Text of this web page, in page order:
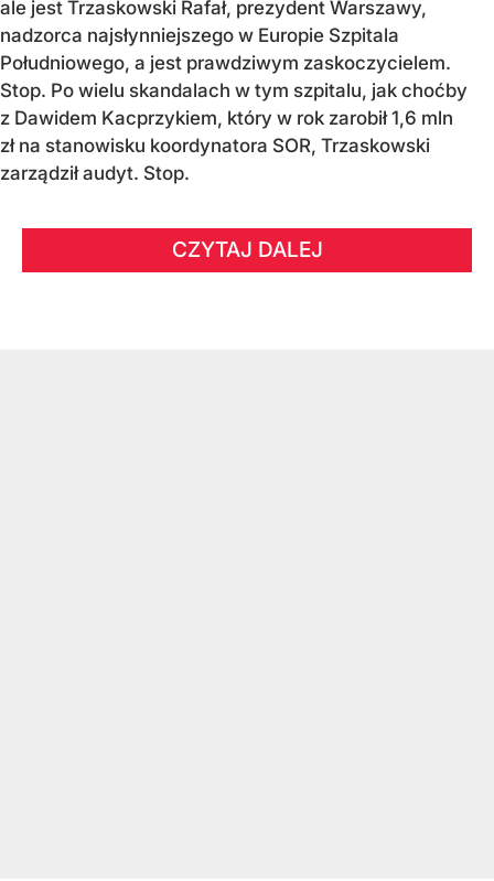
ale jest Trzaskowski Rafał, prezydent Warszawy,
nadzorca najsłynniejszego w Europie Szpitala
Południowego, a jest prawdziwym zaskoczycielem.
Stop. Po wielu skandalach w tym szpitalu, jak choćby
z Dawidem Kacprzykiem, który w rok zarobił 1,6 mln
zł na stanowisku koordynatora SOR, Trzaskowski
zarządził audyt. Stop.
CZYTAJ DALEJ